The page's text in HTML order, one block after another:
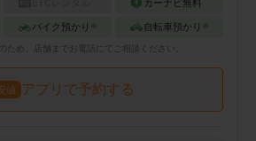
カーナビ無料
バイク預かり ※ 自転車預かり ※
ため、店舗までお電話にてご相談ください。
値 アプリで予約する